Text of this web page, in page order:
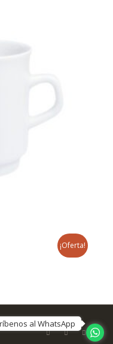
¡Oferta!
by Kriesi
al WhatsApp